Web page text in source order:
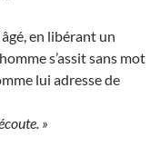
en libérant un
s’assit sans mot
lui adresse de
»